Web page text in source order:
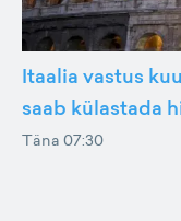
Itaalia vastus
saab külastada
Täna 07:30